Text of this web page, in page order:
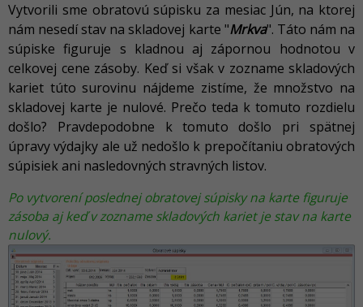
Vytvorili sme obratovú súpisku za mesiac Jún, na ktorej
nám nesedí stav na skladovej karte "Mrkva". Táto nám na
súpiske figuruje s kladnou aj zápornou hodnotou v
celkovej cene zásoby. Keď si však v zozname skladových
kariet túto surovinu nájdeme zistíme, že množstvo na
skladovej karte je nulové. Prečo teda k tomuto rozdielu
došlo? Pravdepodobne k tomuto došlo pri spätnej
úpravy výdajky ale už nedošlo k prepočítaniu obratových
súpisiek ani nasledovných stravných listov.
Po vytvorení poslednej obratovej súpisky na karte figuruje
zásoba aj keď v zozname skladových kariet je stav na karte
nulový.